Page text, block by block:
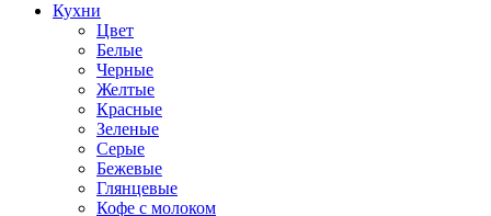
Кухни
Цвет
Белые
Черные
Желтые
Красные
Зеленые
Серые
Бежевые
Глянцевые
Кофе с молоком